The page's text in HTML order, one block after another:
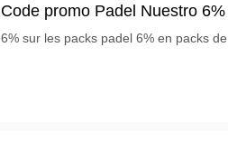
Code promo Padel Nuestro
6% sur les packs padel 6% en packs